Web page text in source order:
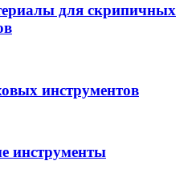
для скрипичных
инструментов
инструменты